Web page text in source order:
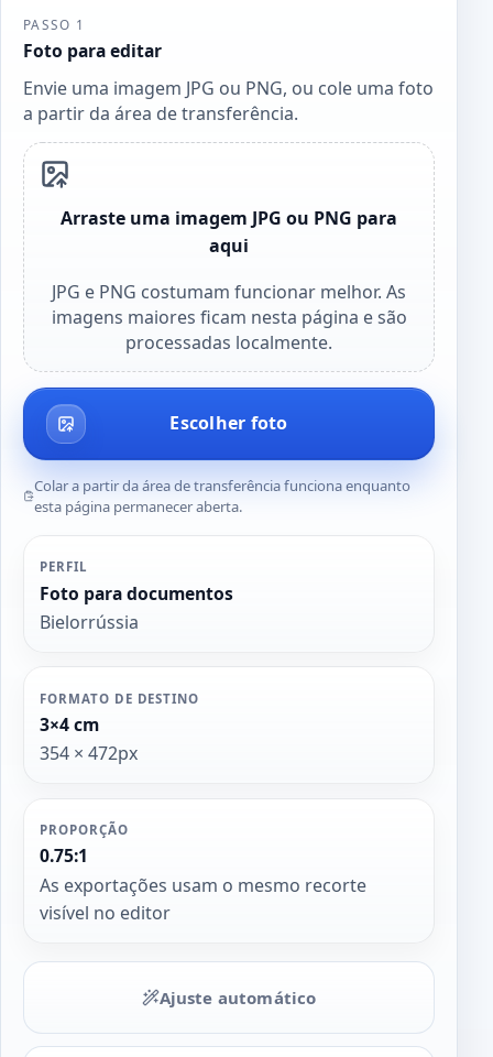
PASSO 1
Foto para editar
Envie uma imagem JPG ou PNG, ou cole uma foto
a partir da área de transferência.
Arraste uma imagem JPG ou PNG para
aqui
JPG e PNG costumam funcionar melhor. As
imagens maiores ficam nesta página e são
processadas localmente.
Escolher foto
Colar a partir da área de transferência funciona enquanto
esta página permanecer aberta.
PERFIL
Foto para documentos
Bielorrússia
FORMATO DE DESTINO
3×4 cm
354 × 472px
PROPORÇÃO
0.75:1
As exportações usam o mesmo recorte
visível no editor
Ajuste automático